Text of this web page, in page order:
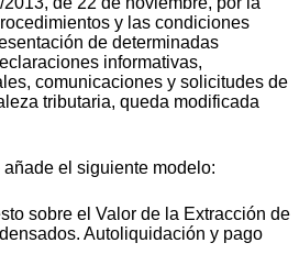
y las condiciones
de determinadas
informativas,
comunicaciones y solicitudes de
tributaria, queda modificada
el siguiente modelo:
sobre el Valor de la Extracción de
Autoliquidación y pago